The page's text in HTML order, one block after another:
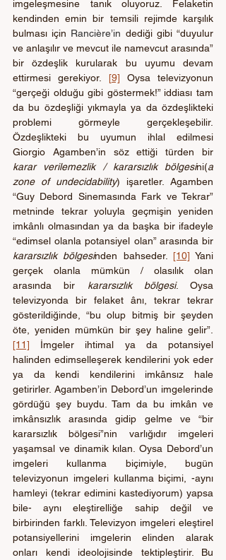
imgeleşmesine tanık oluyoruz. Felaketin
kendinden emin bir temsili rejimde karşılık
bulması için Rancière’in dediği gibi “duyulur
ve anlaşılır ve mevcut ile namevcut arasında”
bir özdeşlik kurularak bu uyumu devam
ettirmesi gerekiyor. [9] Oysa televizyonun
“gerçeği olduğu gibi göstermek!” iddiası tam
da bu özdeşliği yıkmayla ya da özdeşlikteki
problemi görmeyle gerçekleşebilir.
Özdeşlikteki bu uyumun ihlal edilmesi
karar verilemezlik / kararsızlık bölgesini(a
zone of undecidability) işaretler. Agamben
“Guy Debord Sinemasında Fark ve Tekrar”
metninde tekrar yoluyla geçmişin yeniden
imkânlı olmasından ya da başka bir ifadeyle
kararsızlık bölgesinden bahseder. [10] Yani
gerçek olanla mümkün / olasılık olan
arasında bir kararsızlık bölgesi. Oysa
televizyonda bir felaket ânı, tekrar tekrar
gösterildiğinde, “bu olup bitmiş bir şeyden
[11] İmgeler ihtimal ya da potansiyel
halinden edimselleşerek kendilerini yok eder
ya da kendi kendilerini imkânsız hale
getirirler. Agamben’in Debord’un imgelerinde
gördüğü şey buydu. Tam da bu imkân ve
imkânsızlık arasında gidip gelme ve “bir
kararsızlık bölgesi”nin varlığıdır imgeleri
yaşamsal ve dinamik kılan. Oysa Debord’un
imgeleri kullanma biçimiyle, bugün
televizyonun imgeleri kullanma biçimi, -aynı
hamleyi (tekrar edimini kastediyorum) yapsa
bile- aynı eleştirelliğe sahip değil ve
birbirinden farklı. Televizyon imgeleri eleştirel
potansiyellerini imgelerin elinden alarak
onları kendi ideolojisinde tektipleştirir. Bu